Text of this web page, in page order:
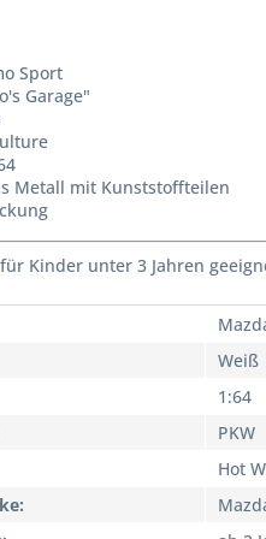
Sport
Garage"
Metall mit Kunststoffteilen
Kinder unter 3 Jahren
Weiß
1:64
PKW
Hot